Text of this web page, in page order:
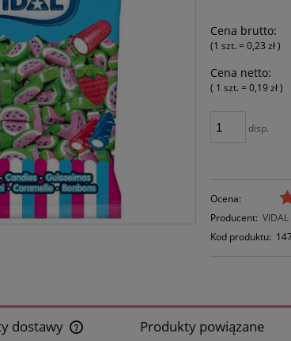
Cena brutto:
(1szt. =0,23 zł)
Cena netto:
( 1szt. =0,19 zł)
disp.
Ocena:
Producent: VIDAL
Kod produktu:
dostawy Produkty powiązane